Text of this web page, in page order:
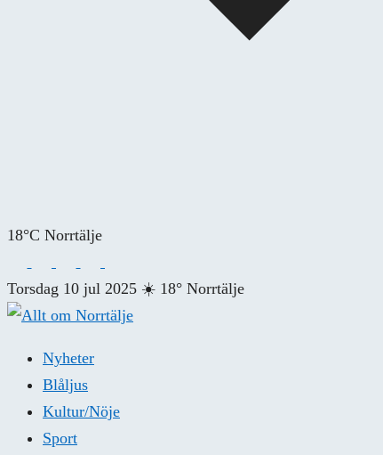
18°C Norrtälje
Torsdag 10 jul 2025 ☀️ 18° Norrtälje
Nyheter
Blåljus
Kultur/Nöje
Sport